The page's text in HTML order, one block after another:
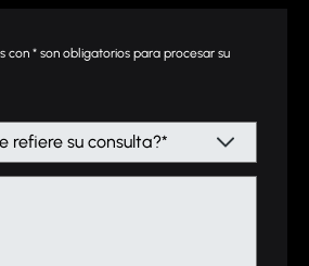
con * son obligatorios para procesar su